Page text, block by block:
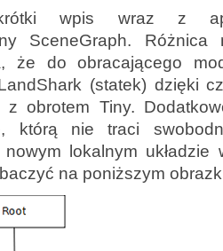
wpis wraz z
SceneGraph.
że do obracającego
(statek) dzięki
z obrotem Tiny.
którą nie traci
lokalnym układzie
na poniższym